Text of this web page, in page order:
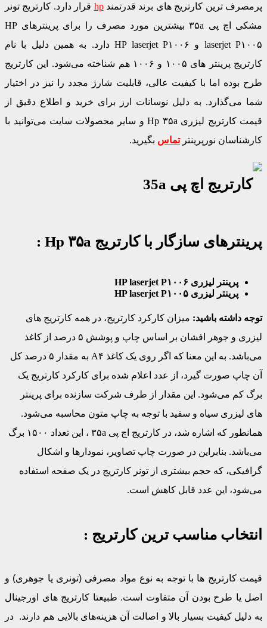
پرمصرف ترین کارتریج های برند قدرتمندhp قرار دارد. کارتریج تونر
مشکی اچ پی ۳۵a بیشترین مورد مصرف را برای پرینترهای HP
laserjet P۱۰۰۵ و HP laserjet P۱۰۰۶ دارد. به همین دلیل با نام
کارتریج پرینتر های ۱۰۰۵ و ۱۰۰۶ هم شناخته می‌شود. این کارتریج
طرح بوده اما با کیفیت عالی، قابلیت شارژ مجدد را نیز در اختیار
شما می‌گذارد. به دلیل نوسانات ارز برای خرید و اطلاع دقیق از
قیمت کارتریج لیزری Hp ۳۵a و سایر محصولات سایت می‌توانید با
کارشناسان نورپرینترتماس بگیرید.
پرینترهای سازگار با کارتریج Hp ۳۵a :
پرینتر لیزری HP laserjet P۱۰۰۶
پرینتر لیزری HP laserjet P۱۰۰۵
توجه داشته باشید: میزان کارکرد کارتریج، در همه کارتریج های
لیزری و جوهر افشان بر اساس چاپ و پوشش ۵ درصد از کاغذ
می‌باشد. به این معنا که اگر روی یک کاغذ A۴ به مقدار ۵ درصد کل
آن چاپ صورت گیرد، از عدد اعلام شده برای کارکرد کارتریج یک
برگ کم می‌شود. این مقدار از طرف شرکت سازنده برای پرینتر
های لیزری سیاه و سفید با توجه به چاپ متون محاسبه می‌شود.
همانطور که اشاره شد، در کارتریج اچ پی ۳۵a ، این تعداد ۱۵۰۰ برگ
می‌باشد. بنابراین در صورت چاپ تصاویر، نمودارها و اشکال
گرافیکی، که حجم بیشتری از تونر کارتریج در یک صفحه استفاده
می‌شود، این عدد قابل کاهش است.
انتخاب مناسب ترین کارتریج :
قیمتکارتریج ها با توجه به نوع مواد مصرفی (تونری یا جوهری) و
اصل یا طرح بودن آن متفاوت است. طبیعتا کارتریج های اورجینال
به دلیل کیفیت بسیار بالا و اصالت آن هزینه‌های بالایی هم دارند. در